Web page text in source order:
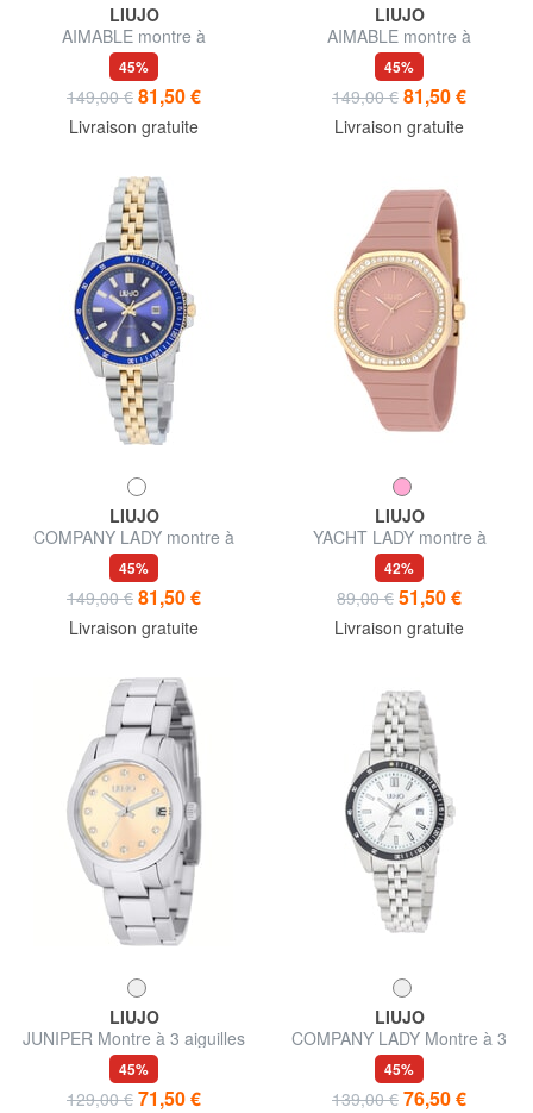
LIUJO
AIMABLE montre à
mouvement Miyota cal.2035
45%
149,00 € 81,50 €
Livraison gratuite
LIUJO
AIMABLE montre à
mouvement Miyota cal.2035
45%
149,00 € 81,50 €
Livraison gratuite
LIUJO
COMPANY LADY montre à
mouvement Seiko VJ12
45%
149,00 € 81,50 €
Livraison gratuite
LIUJO
YACHT LADY montre à
mouvement quartz
42%
89,00 € 51,50 €
Livraison gratuite
LIUJO
JUNIPER Montre à 3 aiguilles
avec mouvement Miyota
cal.2315
45%
129,00 € 71,50 €
LIUJO
COMPANY LADY Montre à 3
aiguilles avec mouvement
Seiko VJ12
45%
139,00 € 76,50 €